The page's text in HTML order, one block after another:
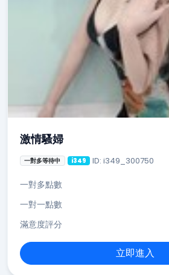
激情騷婦
一對多等待中 i349 ID: i349_300750
一對多點數
一對一點數
滿意度評分
立即進入